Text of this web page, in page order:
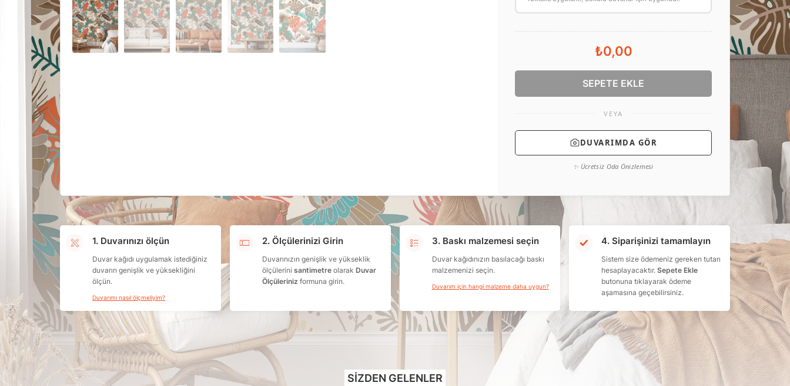
₺0,00
SEPETE EKLE
VEYA
DUVARIMDA GÖR
✨ Ücretsiz Oda Önizlemesi
1. Duvarınızı ölçün
Duvar kağıdı uygulamak istediğiniz
duvarın genişlik ve yüksekliğini
ölçün.
Duvarımı nasıl ölçmeliyim?
2. Ölçülerinizi Girin
Duvarınızın genişlik ve yükseklik
ölçülerini santimetreolarak Duvar
Ölçüleriniz formuna girin.
3. Baskı malzemesi seçin
Duvar kağıdınızın basılacağı baskı
malzemenizi seçin.
Duvarım için hangi malzeme daha uygun?
4. Siparişinizi tamamlayın
Sistem size ödemeniz gereken tutarı
hesaplayacaktır.Sepete Ekle
butonuna tıklayarak ödeme
aşamasına geçebilirsiniz.
SIZDEN GELENLER